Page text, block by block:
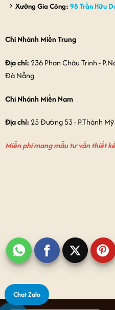
Xưởng Gia Công: 98 Trần Hữu
Chi Nhánh Miền Trung
Địa chỉ: 236 Phan Châu Trinh -
Đà Nẵng
Chi Nhánh Miền Nam
Địa chỉ: 25 Đường 53 - P.Thành
Miễn phí mang mẫu tư vấn thiết
Chat Zalo